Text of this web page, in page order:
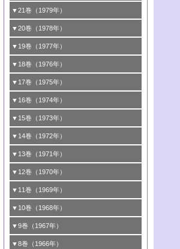
1号 第45回触媒討論会
2号 石炭
3号 資源・エネルギーと触媒
4号 第46回触媒討論会
6号 資源・エネルギーと触媒
▼21巻（1979年）
1号 均一系と不均一系における触媒作用の
2号 均一系と不均一系における触媒作用の
か
3号 均一系と不均一系における触媒作用の
5号 均一系と不均一系における触媒作用の
6号 均一系と不均一系における触媒作用の
関連
▼20巻（1978年）
1号 第42回触媒討論会
2号 触媒利用の新しい展開
3号 新しい担体を求めて/触媒利用の新しい
展開
4号 第43回触媒討論会
5号 <<通常号>>
▼19巻（1977年）
1号 第40回触媒討論会
2号 <<通常号>>
3号 <<通常号>>
4号 第41回触媒討論会
6号 触媒反応の分子レベルでのアプローチ
▼18巻（1976年）
1号 第38回触媒討論会
2号 <<通常号>>
3号 触媒寿命とその予測
4号 第39回触媒討論会
6号 <<通常号>>
▼17巻（1975年）
1号 第36回触媒討論会
2号 固体表面の新しい研究方法
3号 固体表面の新しい研究方法
4号 第37回触媒討論会
の反応性
▼16巻（1974年）
1号 第34回触媒討論会
2号 <<通常号>>
3号 <<通常号>>
4号 第35回触媒討論会
6号 シンポジウムエネルギー・資源・環境
▼15巻（1973年）
1号 第32回触媒討論会
2号 <<通常号>>
3号 触媒反応工学
4号 第33回触媒討論会
6号 環境問題
▼14巻（1972年）
1号 第30回触媒討論会
2号 新しい触媒とプロセス
3号 酵素触媒反応
4号 第31回触媒討論会
6号 <<通常号>>
▼13巻（1971年）
1号 第28回触媒討論会
2号 触媒研究法各論
3号 有機合成における錯体触媒
4号 第29回触媒討論会
▼12巻（1970年）
1号 第26回触媒討論会
2号 触媒研究法
3号 <<通常号>>
4号 第27回触媒討論会
▼11巻（1969年）
1号 第24回触媒討論会
2号 <<通常号>>
3号 <<通常号>>
▼10巻（1968年）
1号 <<通常号>>
2号 <<通常号>>
▼9巻（1967年）
1号 <<通常号>>
▼8巻（1966年）